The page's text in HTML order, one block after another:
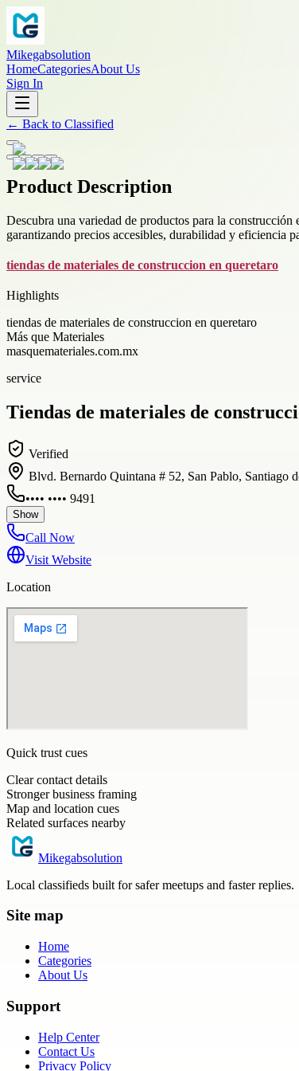
Mikegabsolution
HomeCategoriesAbout Us
Sign In
← Back to Classified
Product Description
Descubra una variedad de productos para la
garantizando precios accesibles, durabilidad y eficiencia
tiendas de materiales de construccion en queretaro
Highlights
tiendas de materiales de construccion en queretaro
Más que Materiales
masquemateriales.com.mx
service
Tiendas de materiales de
Verified
Blvd. Bernardo Quintana # 52, San Pablo, Santiago
•••• •••• 9491
Show
Call Now
Visit Website
Location
Quick trust cues
Clear contact details
Stronger business framing
Map and location cues
Related surfaces nearby
Mikegabsolution
Local classifieds built for safer meetups and faster replies.
Site map
Home
Categories
About Us
Support
Help Center
Contact Us
Privacy Policy